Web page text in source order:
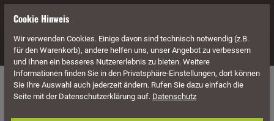
Navigation
Carports Zubehör für Carports Dachschindeln
Cookie Hinweis
Wir verwenden Cookies. Einige davon sind technisch notwendig (z.B.
für den Warenkorb), andere helfen uns, unser Angebot zu verbessern
und Ihnen ein besseres Nutzererlebnis zu bieten. Weitere
Informationen finden Sie in den Privatsphäre-Einstellungen, dort können
Sie Ihre Auswahl auch jederzeit ändern. Rufen Sie dazu einfach die
Seite mit der Datenschutzerklärung auf. Datenschutz